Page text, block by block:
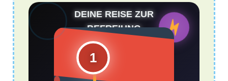
DEINE REISE ZUR
BEFREIUNG
1SCHMERZ
ANERKENNEN